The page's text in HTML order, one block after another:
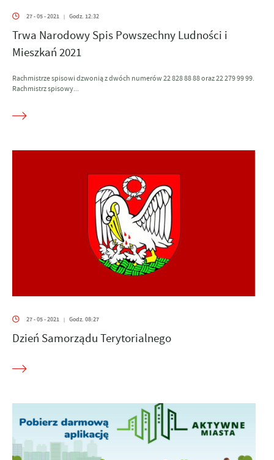
27 - 05 - 2021 | Godz. 12:32
Trwa Narodowy Spis Powszechny Ludności i
Mieszkań 2021
Rachmistrze spisowi dzwonią z dwóch numerów 22 828 88 88 oraz 22 279 99 99.
Rachmistrz spisowy...
27 - 05 - 2021 | Godz. 08:27
Dzień Samorządu Terytorialnego